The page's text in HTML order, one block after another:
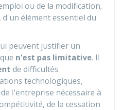
ou de la modification,
élément essentiel du
peuvent justifier un
n'est pas limitative. Il
de difficultés
technologiques,
l'entreprise nécessaire à
de la cessation